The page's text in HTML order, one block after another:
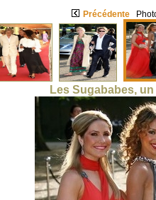
Précédente
Les Sugababes,